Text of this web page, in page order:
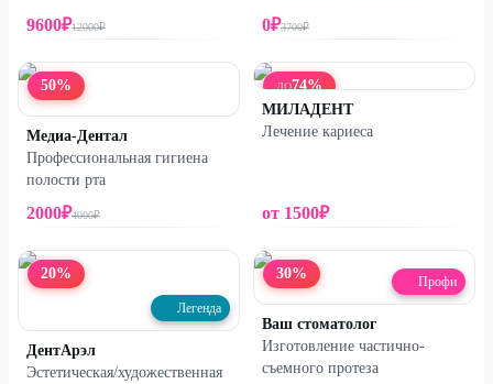
9600₽12000₽ 0₽3700₽
50%
Медиа-Дентал
Профессиональная гигиена
полости рта
2000₽4000₽
ДО74%
МИЛАДЕНТ
Лечение кариеса
от 1500₽
20%
Легенда
ДентАрэл
Эстетическая/художественная
30% Профи
Ваш стоматолог
Изготовление частично-
съемного протеза